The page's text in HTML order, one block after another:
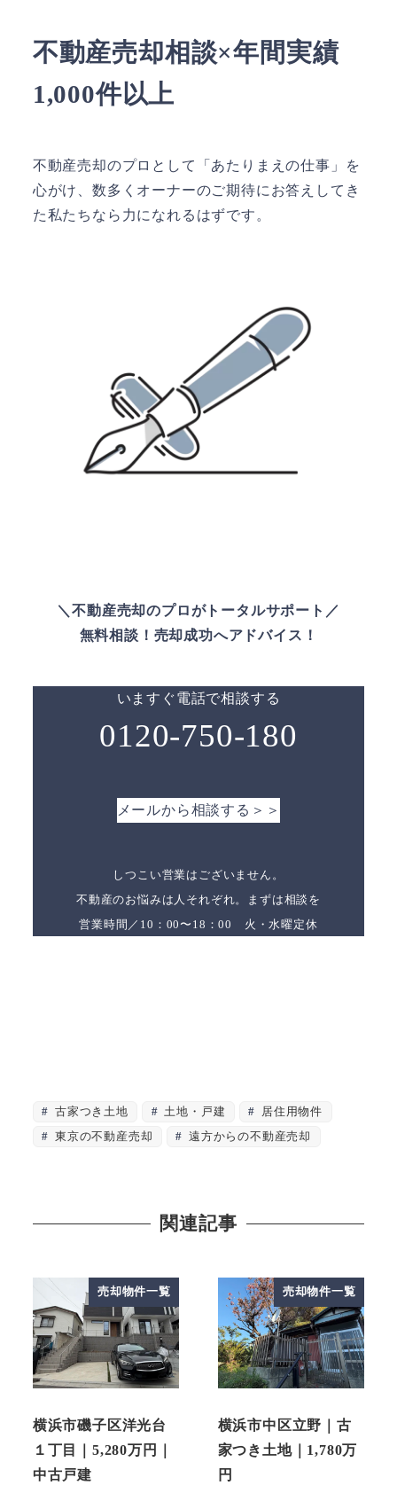
不動産売却相談×年間実績
1,000件以上
不動産売却のプロとして「あたりまえの仕事」を
心がけ、数多くオーナーのご期待にお答えしてき
た私たちなら力になれるはずです。
＼不動産売却のプロがトータルサポート／
無料相談！売却成功へアドバイス！
いますぐ電話で相談する
0120-750-180
メールから相談する＞＞
しつこい営業はございません。
不動産のお悩みは人それぞれ。まずは相談を
営業時間／10：00〜18：00 火・水曜定休
古家つき土地 土地・戸建
居住用物件
東京の不動産売却
遠方からの不動産売却
関連記事
売却物件一覧
横浜市磯子区洋光台
１丁目｜5,280万円｜
中古戸建
売却物件一覧
横浜市中区立野｜古
家つき土地｜1,780万
円